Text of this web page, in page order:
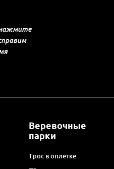
Веревочные
парки
Трос в оплетке